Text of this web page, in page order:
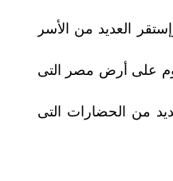
العديد من الأسر
على أرض مصر التى
من الحضارات التى